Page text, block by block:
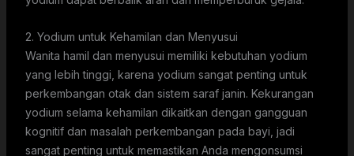
2. Yodium untuk Kehamilan dan Menyusui
Wanita hamil dan menyusui memiliki kebutuhan yodium
yang lebih tinggi, karena yodium sangat penting untuk
perkembangan otak dan sistem saraf janin. Kekurangan
yodium selama kehamilan dikaitkan dengan gangguan
kognitif dan masalah perkembangan pada bayi, jadi
sangat penting untuk memastikan Anda mengonsumsi